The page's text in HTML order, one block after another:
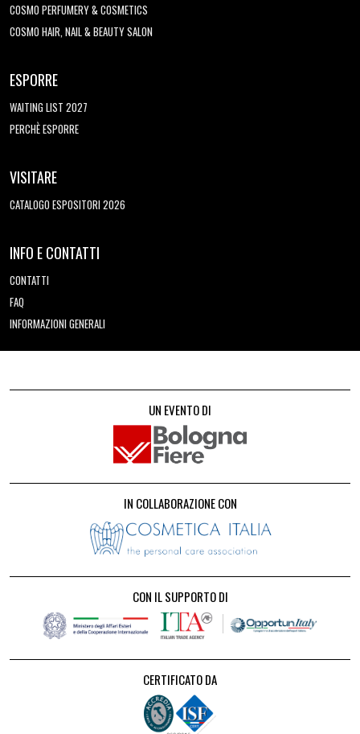
COSMO PERFUMERY & COSMETICS
COSMO HAIR, NAIL & BEAUTY SALON
ESPORRE
WAITING LIST 2027
PERCHÈ ESPORRE
VISITARE
CATALOGO ESPOSITORI 2026
INFO E CONTATTI
CONTATTI
FAQ
INFORMAZIONI GENERALI
UN EVENTO DI
IN COLLABORAZIONE CON
CON IL SUPPORTO DI
CERTIFICATO DA